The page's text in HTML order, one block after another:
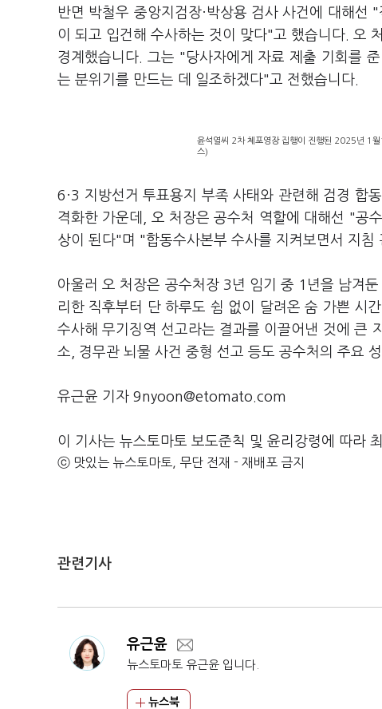
반면 박철우 중앙지검장·박상용 검사 사건에 대해선
이 되고 입건해 수사하는 것이 맞다"고 했습니다. 오
경계했습니다. 그는 "당사자에게 자료 제출 기회를
는 분위기를 만드는 데 일조하겠다"고 전했습니다.
윤석열씨 2차 체포영장 집행이 진행된 2025년 1
스)
6·3 지방선거 투표용지 부족 사태와 관련해 검경 합
격화한 가운데, 오 처장은 공수처 역할에 대해선 "공
상이 된다"며 "합동수사본부 수사를 지켜보면서 지
아울러 오 처장은 공수처장 3년 임기 중 1년을 남겨
리한 직후부터 단 하루도 쉼 없이 달려온 숨 가쁜 시
수사해 무기징역 선고라는 결과를 이끌어낸 것에 큰
소, 경무관 뇌물 사건 중형 선고 등도 공수처의 주요
유근윤 기자 9nyoon@etomato.com
이 기사는 뉴스토마토 보도준칙 및 윤리강령에 따라
ⓒ 맛있는 뉴스토마토, 무단 전재 - 재배포 금지
관련기사
유근윤
뉴스토마토 유근윤 입니다.
뉴스북